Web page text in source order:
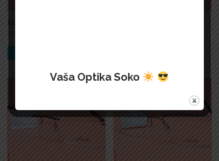
SILHOUETTE-7021
30.000,00
Vaša Optika Soko